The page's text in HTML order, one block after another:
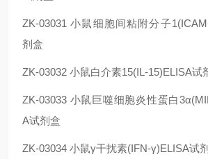
ZK-03031 小鼠细胞间粘附分子
剂盒
ZK-03032 小鼠白介素15(IL-15)ELISA试
ZK-03033 小鼠巨噬细胞炎性蛋白
A试剂盒
ZK-03034 小鼠γ干扰素(IFN-γ)ELISA试